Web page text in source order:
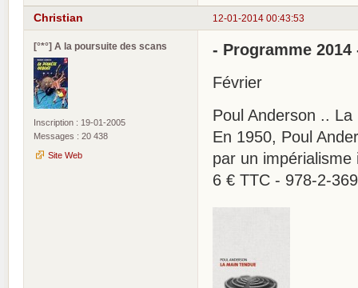
12-01-2014 00:43:53
Christian
[°*°] A la poursuite des scans
Inscription : 19-01-2005
Messages : 20 438
Site Web
- Programme 2014
Février
Poul Anderson ..
En 1950, Poul
par un impérialisme
6 € TTC - 978-2-